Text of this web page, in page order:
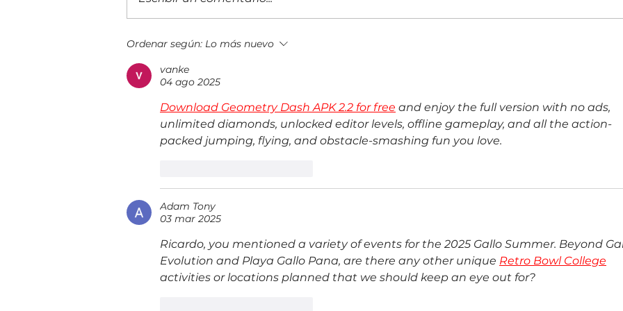
Contrato eólico de US$350
millones consolida a Panamá
como destino de inversión
Ordenar según: Lo más nuevo
vanke
04 ago 2025
Download Geometry Dash APK 2.2 for free and enjoy the full version with no ads,
unlimited diamonds, unlocked editor levels, offline gameplay, and all the action-
packed jumping, flying, and obstacle-smashing fun you love.
Adam Tony
03 mar 2025
Ricardo, you mentioned a variety of events for the 2025 Gallo Summer. Beyond
Evolution and Playa Gallo Pana, are there any other unique Retro Bowl College
activities or locations planned that we should keep an eye out for?